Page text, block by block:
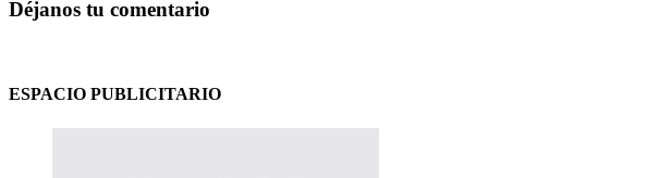
Déjanos tu comentario
ESPACIO PUBLICITARIO